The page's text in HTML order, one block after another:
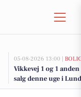
05-08-2026 13:00 |
Vikkevej 1 og 1
salg denne uge i